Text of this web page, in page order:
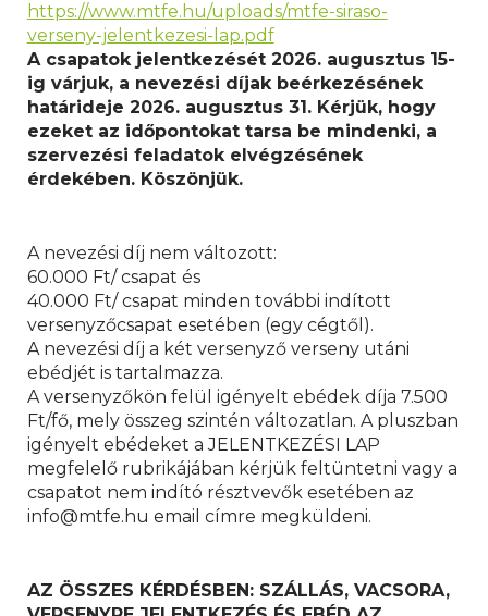
https://www.mtfe.hu/uploads/mtfe-siraso-
verseny-jelentkezesi-lap.pdf
A csapatok jelentkezését 2026. augusztus 15-
ig várjuk, a nevezési díjak beérkezésének
határideje 2026. augusztus 31. Kérjük, hogy
ezeket az időpontokat tarsa be mindenki, a
szervezési feladatok elvégzésének
érdekében. Köszönjük.
A nevezési díj nem változott:
60.000 Ft/ csapat és
40.000 Ft/ csapat minden további indított
versenyzőcsapat esetében (egy cégtől).
A nevezési díj a két versenyző verseny utáni
ebédjét is tartalmazza.
A versenyzőkön felül igényelt ebédek díja 7.500
Ft/fő, mely összeg szintén változatlan. A pluszban
igényelt ebédeket a JELENTKEZÉSI LAP
megfelelő rubrikájában kérjük feltüntetni vagy a
csapatot nem indító résztvevők esetében az
info@mtfe.hu email címre megküldeni.
AZ ÖSSZES KÉRDÉSBEN: SZÁLLÁS, VACSORA,